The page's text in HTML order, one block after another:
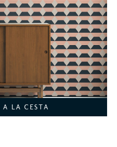
LA CESTA